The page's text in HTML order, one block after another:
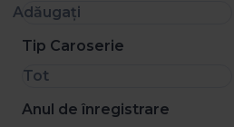
Adăugați
Tip Caroserie
Tot
Anul de înregistrare